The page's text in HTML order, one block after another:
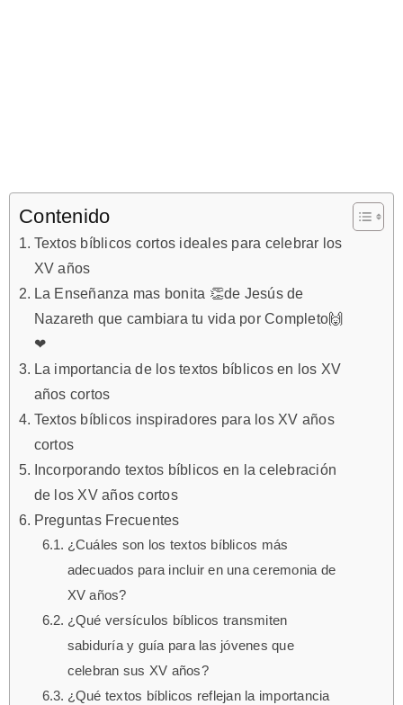
Contenido
Textos bíblicos cortos ideales para celebrar los
XV años
La Enseñanza mas bonita 👏de Jesús de
Nazareth que cambiara tu vida por Completo🙌
❤
La importancia de los textos bíblicos en los XV
años cortos
Textos bíblicos inspiradores para los XV años
cortos
Incorporando textos bíblicos en la celebración
de los XV años cortos
Preguntas Frecuentes
¿Cuáles son los textos bíblicos más
adecuados para incluir en una ceremonia de
XV años?
¿Qué versículos bíblicos transmiten
sabiduría y guía para las jóvenes que
celebran sus XV años?
¿Qué textos bíblicos reflejan la importancia